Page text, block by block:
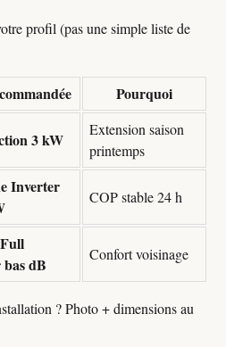
profil (pas une simple liste de
Pourquoi
3 kW
Extension saison
printemps
Inverter
COP stable 24 h
dB
Confort voisinage
? Photo + dimensions au